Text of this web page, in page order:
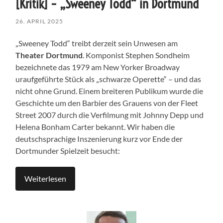
[Kritik] – „Sweeney Todd“ in Dortmund
26. APRIL 2025
„Sweeney Todd“ treibt derzeit sein Unwesen am
Theater Dortmund . Komponist Stephen Sondheim
bezeichnete das 1979 am New Yorker Broadway
uraufgeführte Stück als „schwarze Operette“ – und das
nicht ohne Grund. Einem breiteren Publikum wurde die
Geschichte um den Barbier des Grauens von der Fleet
Street 2007 durch die Verfilmung mit Johnny Depp und
Helena Bonham Carter bekannt. Wir haben die
deutschsprachige Inszenierung kurz vor Ende der
Dortmunder Spielzeit besucht:
Weiterlesen